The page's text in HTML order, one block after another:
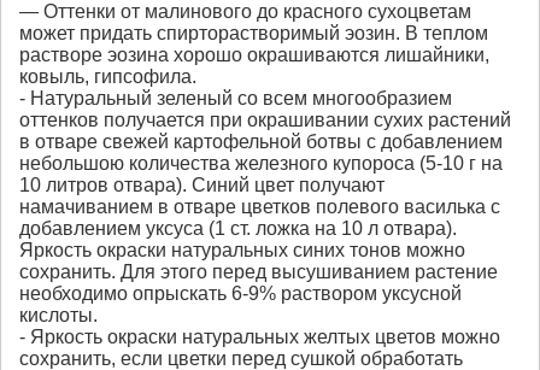
— Оттенки от малинового до красного сухоцветам
может придать спирторастворимый эозин. В теплом
растворе эозина хорошо окрашиваются лишайники,
ковыль, гипсофила.
- Натуральный зеленый со всем многообразием
оттенков получается при окрашивании сухих растений
в отваре свежей картофельной ботвы с добавлением
небольшою количества железного купороса (5-10 г на
10 литров отвара). Синий цвет получают
намачиванием в отваре цветков полевого василька с
добавлением уксуса (1 ст. ложка на 10 л отвара).
Яркость окраски натуральных синих тонов можно
сохранить. Для этого перед высушиванием растение
необходимо опрыскать 6-9% раствором уксусной
кислоты.
- Яркость окраски натуральных желтых цветов можно
сохранить, если цветки перед сушкой обработать